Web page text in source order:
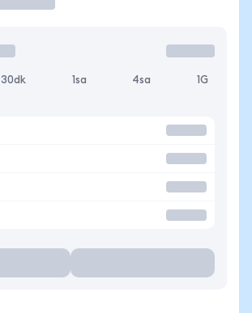
30dk 1sa 4sa 1G